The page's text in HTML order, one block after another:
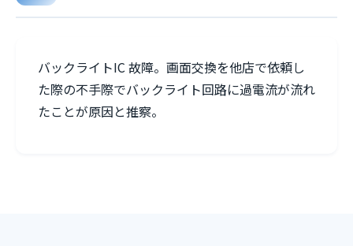
バックライトIC 故障。画面交換を他店で依頼し
た際の不手際でバックライト回路に過電流が流れ
たことが原因と推察。